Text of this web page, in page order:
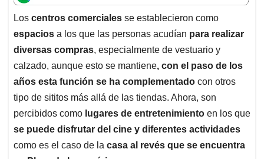
t
s
A
p
p
e
b
o
o
k
k
e
d
I
n
i
l
e
a
d
s
Los centros comerciales se establecieron como
espacios a los que las personas acudían para realizar
diversas compras, especialmente de vestuario y
calzado, aunque esto se mantiene, con el paso de los
años esta función se ha complementado con otros
tipo de sititos más allá de las tiendas. Ahora, son
percibidos como lugares de entretenimiento en los que
se puede disfrutar del cine y diferentes actividades
como es el caso de la casa al revés que se encuentra